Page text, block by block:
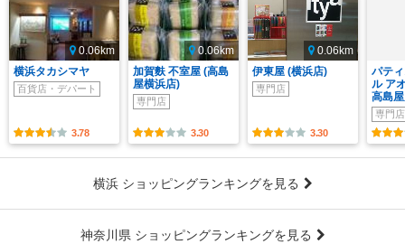
0.06km
横浜タカシマヤ
百貨店・デパート
3.78
0.06km
加賀麩 不室屋 (高島
屋横浜店)
専門店
3.30
0.06km
伊東屋 (横浜店)
専門店
3.30
パテ
ル ア
高島
専門店
横浜 ショッピングランキングを見る
神奈川県 ショッピングランキングを見る